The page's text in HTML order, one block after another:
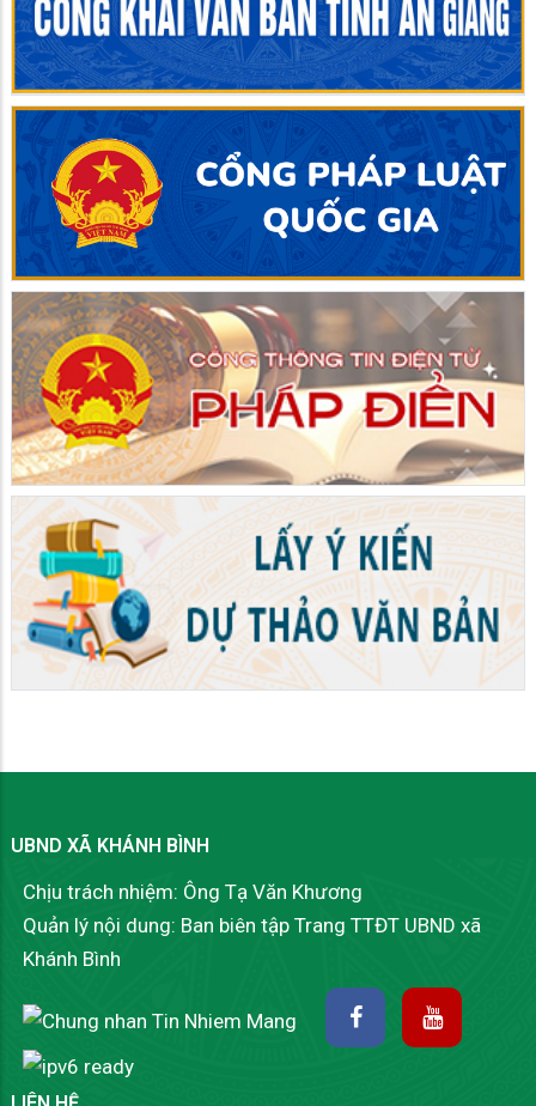
UBND XÃ KHÁNH BÌNH
Chịu trách nhiệm: Ông Tạ Văn Khương
Quản lý nội dung: Ban biên tập Trang TTĐT UBND xã
Khánh Bình